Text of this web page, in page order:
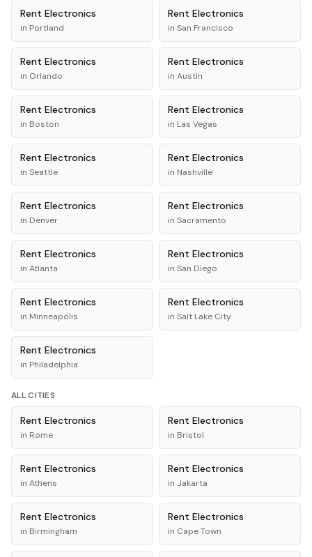
Rent Electronics
in Portland
Rent Electronics
in San Francisco
Rent Electronics
in Orlando
Rent Electronics
in Austin
Rent Electronics
in Boston
Rent Electronics
in Las Vegas
Rent Electronics
in Seattle
Rent Electronics
in Nashville
Rent Electronics
in Denver
Rent Electronics
in Sacramento
Rent Electronics
in Atlanta
Rent Electronics
in San Diego
Rent Electronics
in Minneapolis
Rent Electronics
in Salt Lake City
Rent Electronics
in Philadelphia
ALL CITIES
Rent Electronics
in Rome
Rent Electronics
in Bristol
Rent Electronics
in Athens
Rent Electronics
in Jakarta
Rent Electronics
in Birmingham
Rent Electronics
in Cape Town